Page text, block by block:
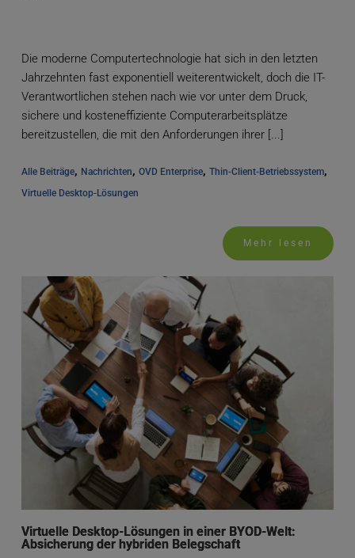
Die moderne Computertechnologie hat sich in den letzten
Jahrzehnten fast exponentiell weiterentwickelt, doch die IT-
Verantwortlichen stehen nach wie vor unter dem Druck,
sichere und kosteneffiziente Computerarbeitsplätze
bereitzustellen, die mit den Anforderungen ihrer [...]
Alle Beiträge, Nachrichten, OVD Enterprise, Thin-Client-Betriebssystem
Virtuelle Desktop-Lösungen
Mehr lesen
Virtuelle Desktop-Lösungen in einer BYOD-Welt:
Absicherung der hybriden Belegschaft